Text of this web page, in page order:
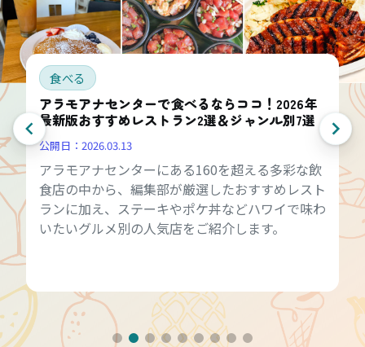
食べる
アラモアナセンターで食べるならココ！2026年
最新版おすすめレストラン2選＆ジャンル別7選
公開日： 2026.03.13
アラモアナセンターにある160を超える多彩な飲
食店の中から、編集部が厳選したおすすめレスト
ランに加え、ステーキやポケ丼などハワイで味わ
いたいグルメ別の人気店をご紹介します。